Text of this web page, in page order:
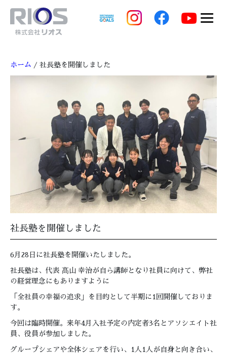
ホーム / 社長塾を開催しました
社長塾を開催しました
6月28日に社長塾を開催いたしました。
社長塾は、代表 髙山 幸治が自ら講師となり社員に向けて、弊社
の経営理念にもありますように
「全社員の幸福の追求」を目的として半期に1回開催しておりま
す。
今回は臨時開催。来年4月入社予定の内定者3名とアソシエイト社
員、役員が参加しました。
グループシェアや全体シェアを行い、1人1人が自身と向き合い、